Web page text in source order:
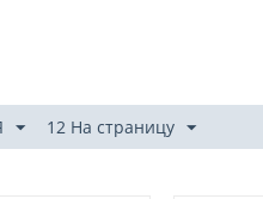
12 На страницу